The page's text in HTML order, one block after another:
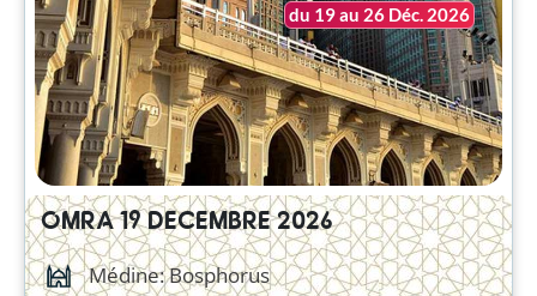
OMRA 19 DECEMBRE 2026
Médine: Bosphorus
du 19 au 26 Déc. 2026